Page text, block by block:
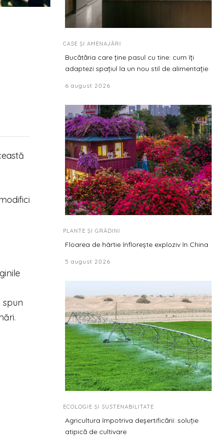
spun
CASE ȘI AMENAJĂRI
Bucătăria care ține pasul cu tine: cum îți
adaptezi spațiul la un nou stil de alimentație
6 august 2026
PLANTE ȘI GRĂDINI
Floarea de hârtie înflorește exploziv în China
5 august 2026
ECOLOGIE ȘI SUSTENABILITATE
Agricultura împotriva deșertificării: soluție
atipică de cultivare